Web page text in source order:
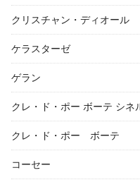
クリスチャン・ディオール
ケラスターゼ
ゲラン
クレ・ド・ポー ボーテ シネ
クレ・ド・ポー ボーテ
コーセー